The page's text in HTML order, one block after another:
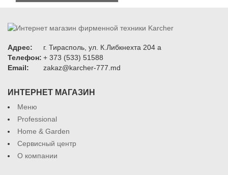
Адрес:
г. Тирасполь, ул. К.Либкнехта 204 а
Телефон: + 373 (533) 51588
Email:
zakaz@karcher-777.md
ИНТЕРНЕТ МАГАЗИН
Меню
Professional
Home & Garden
Сервисный центр
О компании